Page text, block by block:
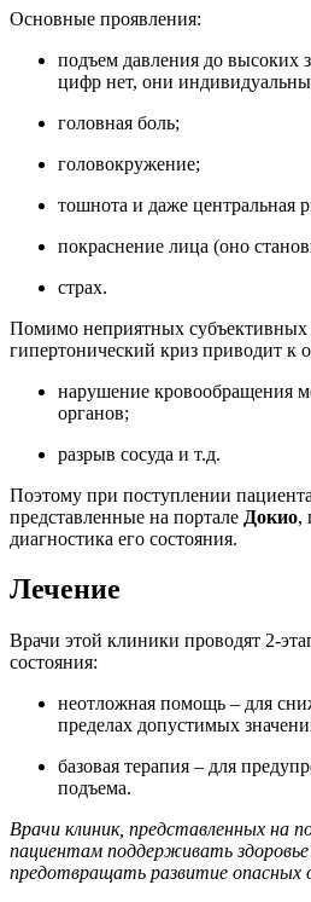
Основные проявления:
подъем давления до высоких
цифр нет, они индивидуальны
головная боль;
головокружение;
тошнота и даже центральная
покраснение лица (оно
страх.
Помимо неприятных
гипертонический криз приводит к
нарушение кровообращения
органов;
разрыв сосуда и т.д.
Поэтому при поступлении
представленные на портале Докио,
диагностика его состояния.
Лечение
Врачи этой клиники проводят 2-
состояния:
неотложная помощь – для
пределах допустимых
базовая терапия – для
подъема.
Врачи клиник, представленных на
пациентам поддерживать здоровье
предотвращать развитие опасных